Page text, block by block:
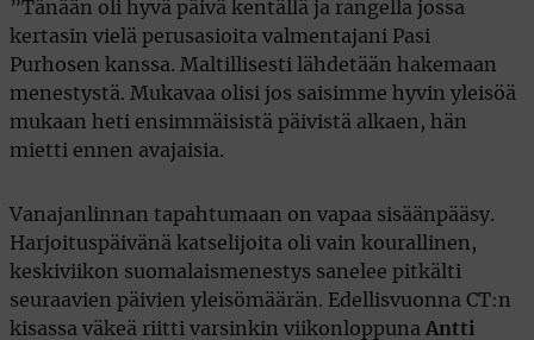
”Tänään oli hyvä päivä kentällä ja rangella jossa
kertasin vielä perusasioita valmentajani Pasi
Purhosen kanssa. Maltillisesti lähdetään hakemaan
menestystä. Mukavaa olisi jos saisimme hyvin yleisöä
mukaan heti ensimmäisistä päivistä alkaen, hän
mietti ennen avajaisia.
Vanajanlinnan tapahtumaan on vapaa sisäänpääsy.
Harjoituspäivänä katselijoita oli vain kourallinen,
keskiviikon suomalaismenestys sanelee pitkälti
seuraavien päivien yleisömäärän. Edellisvuonna CT:n
kisassa väkeä riitti varsinkin viikonloppuna Antti